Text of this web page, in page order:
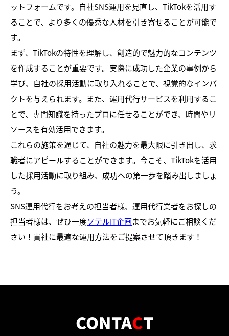
ットフォームです。自社SNS運用を見直し、TikTokを活用す
ることで、より多くの優秀な人材を引き寄せることが可能で
す。
まず、TikTokの特性を理解し、創造的で魅力的なコンテンツ
を作成することが重要です。実際に成功した企業の事例から
学び、自社の採用活動に取り入れることで、視覚的なインパ
クトを与えられます。また、運用代行サービスを利用するこ
とで、専門知識を持ったプロに任せることができ、時間やリ
ソースを有効活用できます。
これらの施策を通じて、自社の魅力を最大限に引き出し、求
職者にアピールすることができます。今こそ、TikTokを活用
した採用活動に取り組み、成功への第一歩を踏み出しましょ
う。
SNS運用代行をお考えの担当者様、運用代行業者をお探しの
担当者様は、ぜひ一度ソテルIT企画までお気軽にご相談くだ
さい！貴社に最適な運用方法をご提案させて頂きます！
CONTACT